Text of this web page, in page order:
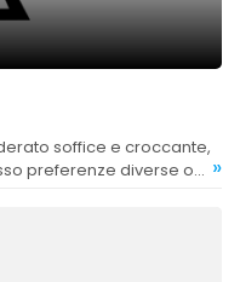
preferenze diverse o
»